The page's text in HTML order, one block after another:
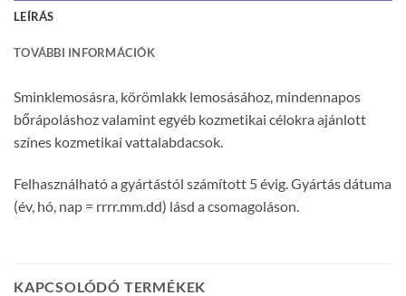
LEÍRÁS
TOVÁBBI INFORMÁCIÓK
Sminklemosásra, körömlakk lemosásához, mindennapos
bőrápoláshoz valamint egyéb kozmetikai célokra ajánlott
színes kozmetikai vattalabdacsok.
Felhasználható a gyártástól számított 5 évig. Gyártás dátuma
(év, hó, nap = rrrr.mm.dd) lásd a csomagoláson.
KAPCSOLÓDÓ TERMÉKEK